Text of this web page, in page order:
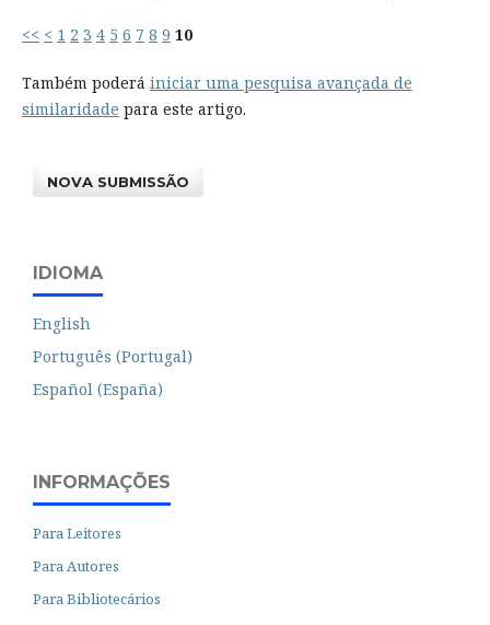
<< < 1 2 3 4 5 6 7 8 9 10
Também poderá iniciar uma pesquisa avançada de
similaridade para este artigo.
NOVA SUBMISSÃO
IDIOMA
English
Português (Portugal)
Español (España)
INFORMAÇÕES
Para Leitores
Para Autores
Para Bibliotecários